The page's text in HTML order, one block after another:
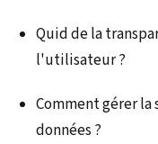
Quid de la
l'utilisateur ?
Comment gérer
données ?